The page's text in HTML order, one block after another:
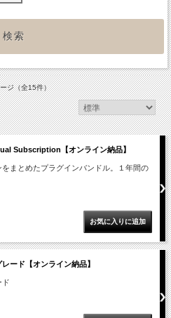
ジ（全15件）
Subscription【オンライン納品】
まとめたプラグインバンドル。１年間の
ード【オンライン納品】
ド